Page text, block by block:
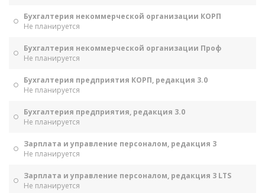
Бухгалтерия некоммерческой организации КОРП
Не планируется
Бухгалтерия некоммерческой организации Проф
Не планируется
Бухгалтерия предприятия КОРП, редакция 3.0
Не планируется
Бухгалтерия предприятия, редакция 3.0
Не планируется
Зарплата и управление персоналом, редакция 3
Не планируется
Зарплата и управление персоналом, редакция 3 LTS
Не планируется